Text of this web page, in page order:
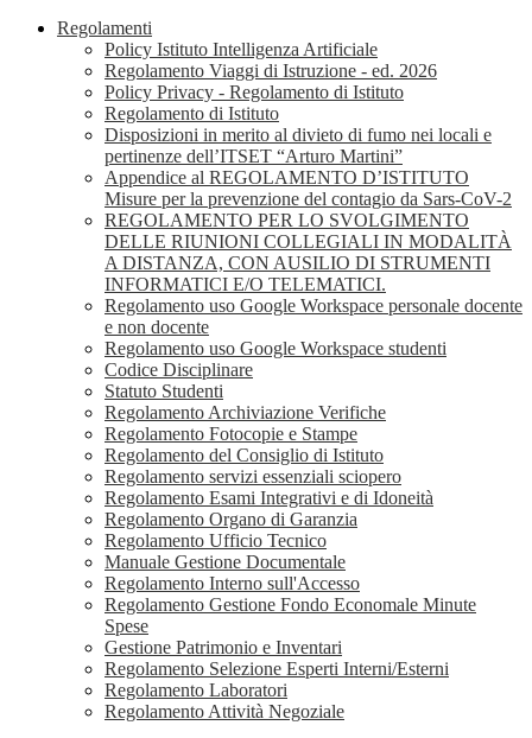
Regolamenti
Policy Istituto Intelligenza Artificiale
Regolamento Viaggi di Istruzione - ed. 2026
Policy Privacy - Regolamento di Istituto
Regolamento di Istituto
Disposizioni in merito al divieto di fumo nei locali e
pertinenze dell’ITSET “Arturo Martini”
Appendice al REGOLAMENTO D’ISTITUTO
Misure per la prevenzione del contagio da Sars-CoV-2
REGOLAMENTO PER LO SVOLGIMENTO
DELLE RIUNIONI COLLEGIALI IN MODALITÀ
A DISTANZA, CON AUSILIO DI STRUMENTI
INFORMATICI E/O TELEMATICI.
Regolamento uso Google Workspace personale docente
e non docente
Regolamento uso Google Workspace studenti
Codice Disciplinare
Statuto Studenti
Regolamento Archiviazione Verifiche
Regolamento Fotocopie e Stampe
Regolamento del Consiglio di Istituto
Regolamento servizi essenziali sciopero
Regolamento Esami Integrativi e di Idoneità
Regolamento Organo di Garanzia
Regolamento Ufficio Tecnico
Manuale Gestione Documentale
Regolamento Interno sull'Accesso
Regolamento Gestione Fondo Economale Minute
Spese
Gestione Patrimonio e Inventari
Regolamento Selezione Esperti Interni/Esterni
Regolamento Laboratori
Regolamento Attività Negoziale